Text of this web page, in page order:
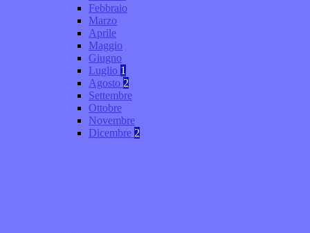
Febbraio
Marzo
Aprile
Maggio
Giugno
Luglio 1
Agosto 2
Settembre
Ottobre
Novembre
Dicembre 2